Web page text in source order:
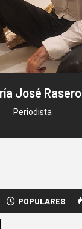
José Rasero
Periodista
POPULARES